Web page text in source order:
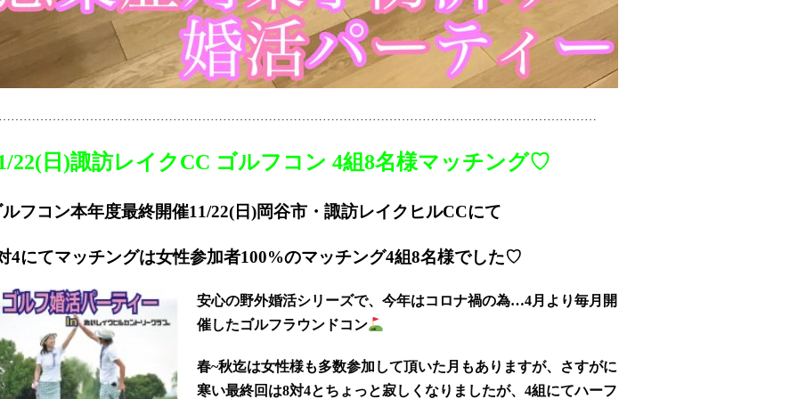
22(日)諏訪レイクCC ゴルフコン 4組8名様マッチング♡
フコン本年度最終開催11/22(日)岡谷市・諏訪レイクヒルCCにて
4にてマッチングは女性参加者100%のマッチング4組8名様でした♡
安心の野外婚活シリーズで、今年はコロナ禍の為…4月より毎月開
催したゴルフラウンドコン
春~秋迄は女性様も多数参加して頂いた月もありますが、さすがに
寒い最終回は8対4とちょっと寂しくなりましたが、4組にてハーフ